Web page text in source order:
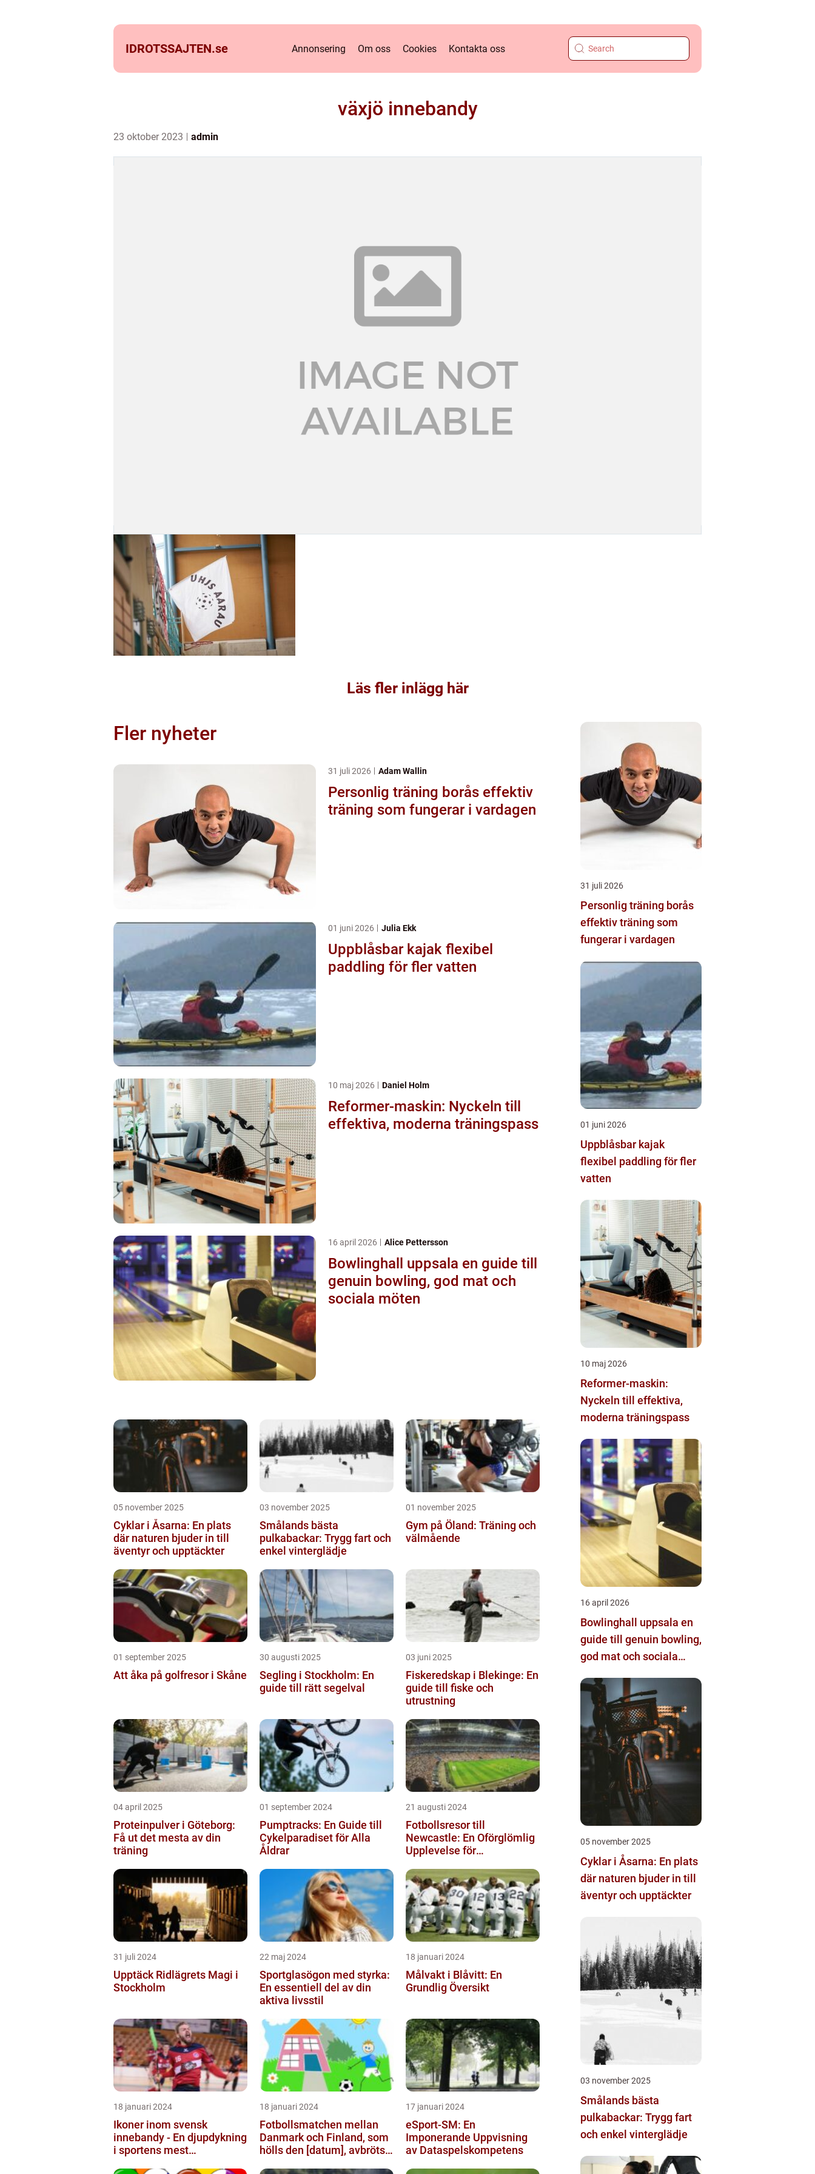
IDROTSSAJTEN.se Annonsering Om oss Cookies Kontakta oss
växjö innebandy
23 oktober 2023 admin
Läs fler inlägg här
Fler nyheter
31 juli 2026 Adam Wallin
Personlig träning borås effektiv
träning som fungerar i vardagen
01 juni 2026 Julia Ekk
Uppblåsbar kajak flexibel
paddling för fler vatten
10 maj 2026 Daniel Holm
Reformer-maskin: Nyckeln till
effektiva, moderna träningspass
16 april 2026 Alice Pettersson
Bowlinghall uppsala en guide till
genuin bowling, god mat och
sociala möten
05 november 2025
Cyklar i Åsarna: En plats
där naturen bjuder in till
äventyr och upptäckter
03 november 2025
Smålands bästa
pulkabackar: Trygg fart och
enkel vinterglädje
01 november 2025
Gym på Öland: Träning och
välmående
01 september 2025
Att åka på golfresor i Skåne
30 augusti 2025
Segling i Stockholm: En
guide till rätt segelval
03 juni 2025
Fiskeredskap i Blekinge: En
guide till fiske och
utrustning
04 april 2025
Proteinpulver i Göteborg:
Få ut det mesta av din
träning
01 september 2024
Pumptracks: En Guide till
Cykelparadiset för Alla
Åldrar
21 augusti 2024
Fotbollsresor till
Newcastle: En Oförglömlig
Upplevelse för
31 juli 2024
Upptäck Ridlägrets Magi i
Stockholm
22 maj 2024
Sportglasögon med styrka:
En essentiell del av din
aktiva livsstil
18 januari 2024
Målvakt i Blåvitt: En
Grundlig Översikt
18 januari 2024
Ikoner inom svensk
innebandy - En djupdykning
i sportens mest
18 januari 2024
Fotbollsmatchen mellan
Danmark och Finland, som
hölls den [datum], avbröts
17 januari 2024
eSport-SM: En
Imponerande Uppvisning
av Dataspelskompetens
31 juli 2026
Personlig träning borås
effektiv träning som
fungerar i vardagen
01 juni 2026
Uppblåsbar kajak
flexibel paddling för fler
vatten
10 maj 2026
Reformer-maskin:
Nyckeln till effektiva,
moderna träningspass
16 april 2026
Bowlinghall uppsala en
guide till genuin bowling,
god mat och sociala
05 november 2025
Cyklar i Åsarna: En plats
där naturen bjuder in till
äventyr och upptäckter
03 november 2025
Smålands bästa
pulkabackar: Trygg fart
och enkel vinterglädje